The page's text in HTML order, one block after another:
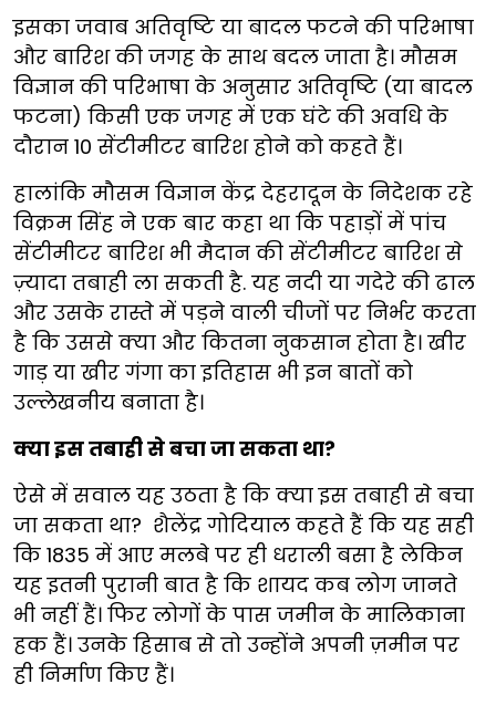
इसका जवाब अतिवृष्टि या बादल फटने की परिभाषा
और बारिश की जगह के साथ बदल जाता है। मौसम
विज्ञान की परिभाषा के अनुसार अतिवृष्टि (या बादल
फटना) किसी एक जगह में एक घंटे की अवधि के
दौरान 10 सेंटीमीटर बारिश होने को कहते हैं।
हालांकि मौसम विज्ञान केंद्र देहरादून के निदेशक रहे
विक्रम सिंह ने एक बार कहा था कि पहाड़ों में पांच
सेंटीमीटर बारिश भी मैदान की सेंटीमीटर बारिश से
ज़्यादा तबाही ला सकती है. यह नदी या गदेरे की ढाल
और उसके रास्ते में पड़ने वाली चीजों पर निर्भर करता
है कि उससे क्या और कितना नुकसान होता है। खीर
गाड़ या खीर गंगा का इतिहास भी इन बातों को
उल्लेखनीय बनाता है।
क्या इस तबाही से बचा जा सकता था?
ऐसे में सवाल यह उठता है कि क्या इस तबाही से बचा
जा सकता था? शैलेंद्र गोदियाल कहते हैं कि यह सही
कि 1835 में आए मलबे पर ही धराली बसा है लेकिन
यह इतनी पुरानी बात है कि शायद कब लोग जानते
भी नहीं हैं। फिर लोगों के पास जमीन के मालिकाना
हक हैं। उनके हिसाब से तो उन्होंने अपनी ज़मीन पर
ही निर्माण किए हैं।